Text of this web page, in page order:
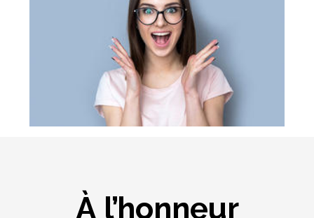
À l’honneur